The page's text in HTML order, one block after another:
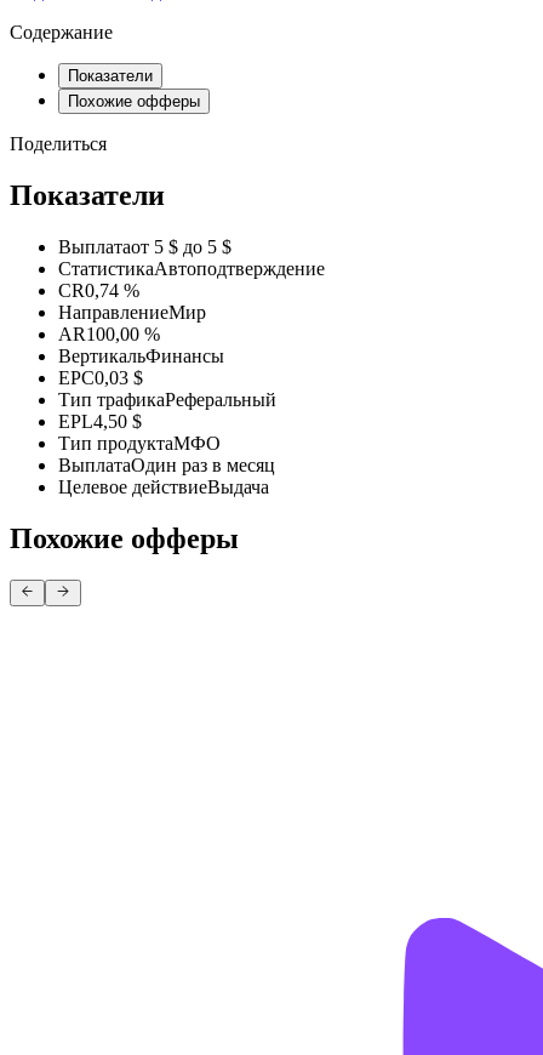
Содержание
Показатели
Похожие офферы
Поделиться
Показатели
Выплатаот 5 $ до 5 $
СтатистикаАвтоподтверждение
CR0,74 %
НаправлениеМир
AR100,00 %
ВертикальФинансы
EPC0,03 $
Тип трафикаРеферальный
EPL4,50 $
Тип продуктаМФО
ВыплатаОдин раз в месяц
Целевое действиеВыдача
Похожие офферы